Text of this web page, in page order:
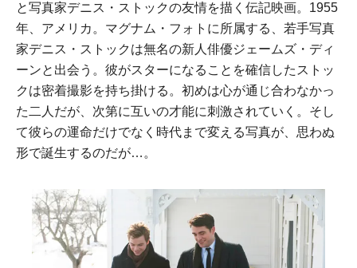
と写真家デニス・ストックの友情を描く伝記映画。1955
年、アメリカ。マグナム・フォトに所属する、若手写真
家デニス・ストックは無名の新人俳優ジェームズ・ディ
ーンと出会う。彼がスターになることを確信したストッ
クは密着撮影を持ち掛ける。初めは心が通じ合わなかっ
た二人だが、次第に互いの才能に刺激されていく。そし
て彼らの運命だけでなく時代まで変える写真が、思わぬ
形で誕生するのだが…。